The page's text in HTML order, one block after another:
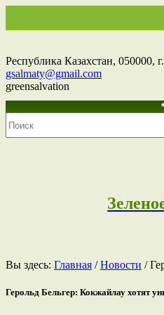
Республика Казахстан, 050000,
gsalmaty@gmail.com
greensalvation
Вы здесь: Главная /Новости /
Герольд Бельгер: Кокжайлау хотят